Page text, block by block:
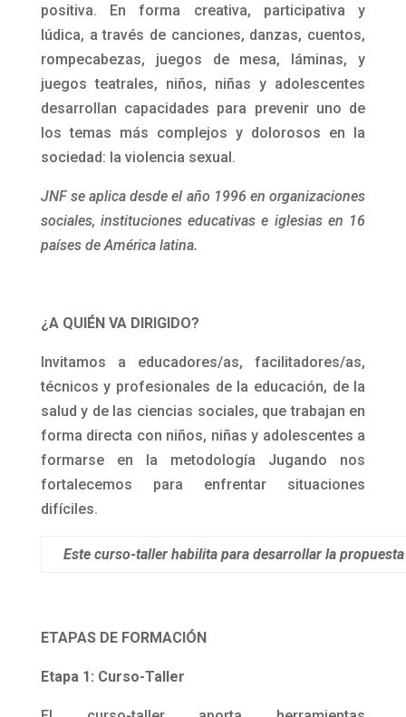
positiva. En forma creativa, participativa y
lúdica, a través de canciones, danzas, cuentos,
rompecabezas, juegos de mesa, láminas, y
juegos teatrales, niños, niñas y adolescentes
desarrollan capacidades para prevenir uno de
los temas más complejos y dolorosos en la
sociedad: la violencia sexual.
JNF se aplica desde el año 1996 en organizaciones
sociales, instituciones educativas e iglesias en 16
países de América latina.
¿A QUIÉN VA DIRIGIDO?
Invitamos a educadores/as, facilitadores/as,
técnicos y profesionales de la educación, de la
salud y de las ciencias sociales, que trabajan en
forma directa con niños, niñas y adolescentes a
formarse en la metodología Jugando nos
fortalecemos para enfrentar situaciones
difíciles.
Este curso-taller habilita para desarrollar la
ETAPAS DE FORMACIÓN
Etapa 1: Curso-Taller